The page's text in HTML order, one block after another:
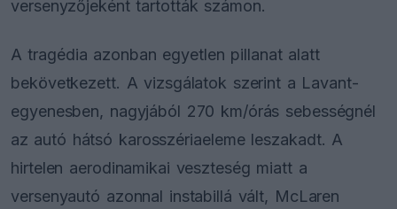
versenyzőjeként tartották számon.
A tragédia azonban egyetlen pillanat alatt
bekövetkezett. A vizsgálatok szerint a Lavant-
egyenesben, nagyjából 270 km/órás sebességnél
az autó hátsó karosszériaeleme leszakadt. A
hirtelen aerodinamikai veszteség miatt a
versenyautó azonnal instabillá vált, McLaren